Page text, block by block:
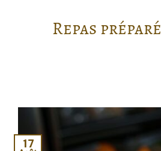
Repas
17